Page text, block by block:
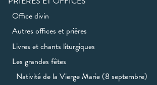
Office divin
Autres offices et prières
Livres et chants liturgiques
Les grandes fêtes
Nativité de la Vierge Marie (8 septembre)